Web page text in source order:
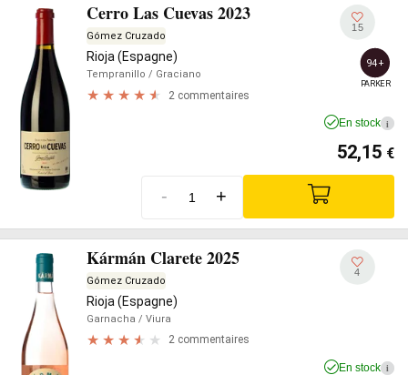
Cerro Las Cuevas 2023
Gómez Cruzado
Rioja (Espagne)
Tempranillo / Graciano
2 commentaires
15
94+
PARKER
En stock i
52,15 €
- +
Kármán Clarete 2025
Gómez Cruzado
Rioja (Espagne)
Garnacha / Viura
2 commentaires
4
En stock i